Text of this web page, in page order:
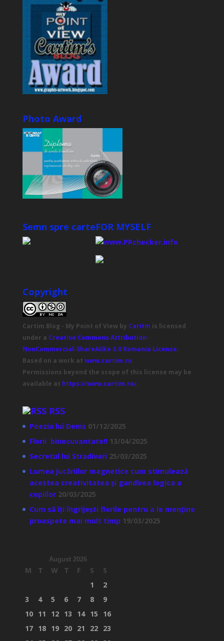
Photo Award
Semn spre carteFOR MYSELF
Copyright
Cartim Blog - My Point of Viewby Caritm is licensed
under a Creative Commons Attribution-
NonCommercial-ShareAlike 3.0 Romania License.
Based on a work at www.cartim.ro.
Permissions beyond the scope of this license may be
available at https://www.cartim.ro/.
RSS
Poezia lui Denis 01/12/2025
Florii binecuvantate!! 13/04/2025
Secretul lui Stradivari 25/03/2025
Lumea jucăriilor magnetice cum stimulează
acestea creativitatea și gandirea logica a
copiilor 20/03/2025
Cum să îți îngrijești florile pentru a le menține
proaspete mai mult timp 19/03/2025
August 2026
M T W T F S
S
1
2
3
4 5 6 7 8
9
10 11 12 13 14 15
16
17 18 19 20 21 22 23